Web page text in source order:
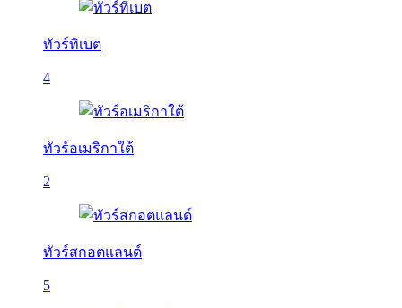
ทัวร์ทิเบต
4
ทัวร์อเมริกาใต้
2
ทัวร์สกอตแลนด์
5